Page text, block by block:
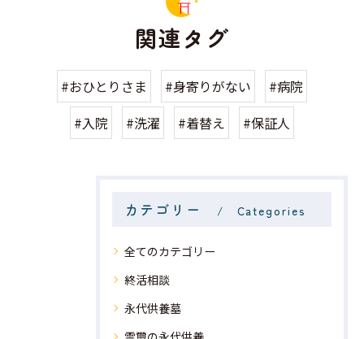
関連タグ
#おひとりさま #身寄りがない
#病院
#入院
#洗濯 #着替え #保証人
カテゴリー Categories
全てのカテゴリー
終活相談
永代供養墓